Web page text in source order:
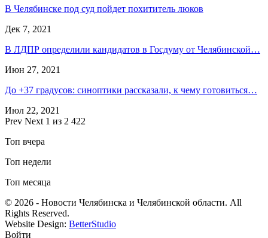
В Челябинске под суд пойдет похититель люков
Дек 7, 2021
В ЛДПР определили кандидатов в Госдуму от Челябинской…
Июн 27, 2021
До +37 градусов: синоптики рассказали, к чему готовиться…
Июл 22, 2021
Prev Next 1 из 2 422
Топ вчера
Топ недели
Топ месяца
© 2026 - Новости Челябинска и Челябинской области. All
Rights Reserved.
Website Design: BetterStudio
Войти